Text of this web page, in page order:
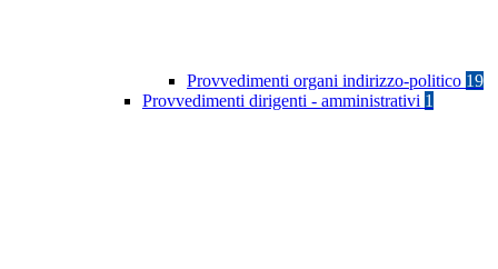
Provvedimenti organi indirizzo-politico 19
Provvedimenti dirigenti - amministrativi 1